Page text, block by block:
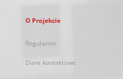
O Projekcie
Regulamin
Dane kontaktowe